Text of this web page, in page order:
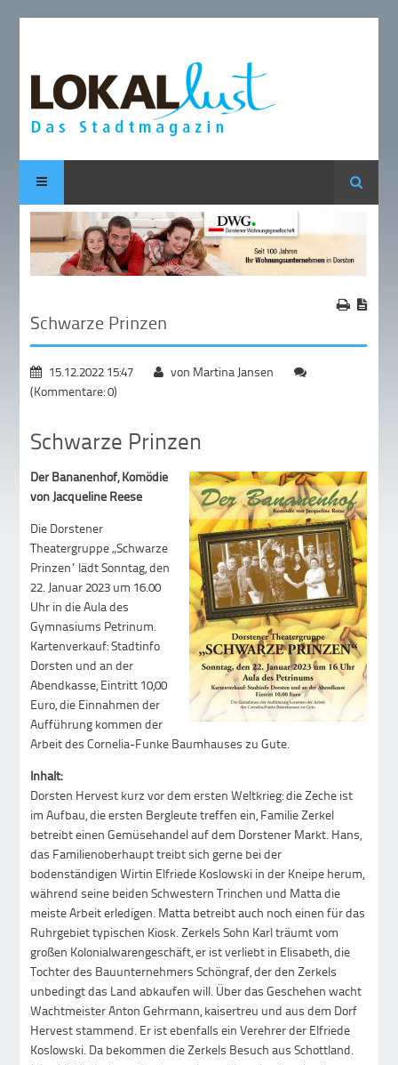
Suche
Schwarze Prinzen
15.12.2022 15:47
von Martina Jansen
(Kommentare: 0)
Schwarze Prinzen
Der Bananenhof,Komödie
von Jacqueline Reese
Die Dorstener
Theatergruppe „Schwarze
Prinzen“ lädt Sonntag, den
22. Januar 2023 um 16.00
Uhr in die Aula des
Gymnasiums Petrinum.
Kartenverkauf: Stadtinfo
Dorsten und an der
Abendkasse, Eintritt 10,00
Euro, die Einnahmen der
Aufführung kommen der
Arbeit des Cornelia-Funke Baumhauses zu Gute.
Inhalt:
Dorsten Hervest kurz vor dem ersten Weltkrieg: die Zeche ist
im Aufbau, die ersten Bergleute treffen ein, Familie Zerkel
betreibt einen Gemüsehandel auf dem Dorstener Markt. Hans,
das Familienoberhaupt treibt sich gerne bei der
bodenständigen Wirtin Elfriede Koslowski in der Kneipe herum,
während seine beiden Schwestern Trinchen und Matta die
meiste Arbeit erledigen. Matta betreibt auch noch einen für das
Ruhrgebiet typischen Kiosk. Zerkels Sohn Karl träumt vom
großen Kolonialwarengeschäft, er ist verliebt in Elisabeth, die
Tochter des Bauunternehmers Schöngraf, der den Zerkels
unbedingt das Land abkaufen will. Über das Geschehen wacht
Wachtmeister Anton Gehrmann, kaisertreu und aus dem Dorf
Hervest stammend. Er ist ebenfalls ein Verehrer der Elfriede
Koslowski. Da bekommen die Zerkels Besuch aus Schottland.